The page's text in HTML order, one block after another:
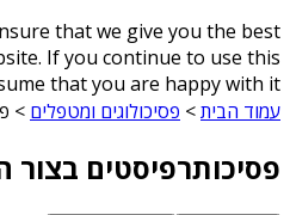
that we give you the best
If you continue to use this
that you are happy with it
עמוד הבית> פסיכולוגים ומטפלים >
פסיכותרפיסטים בצור